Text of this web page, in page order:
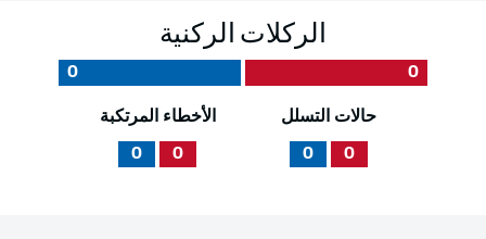
الركلات الركنية
0
0
حالات التسلل
0
0
الأخطاء المرتكبة
0
0